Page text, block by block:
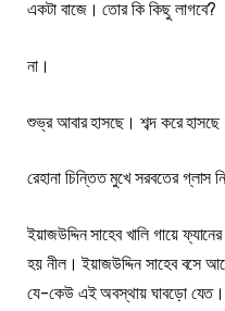
একটা বাজে। তোর কি কিছু লাগবে?
না।
শুভ্র আবার হাসছে। শব্দ করে
রেহানা চিন্তিত মুখে সরবতের
ইয়াজউদ্দিন সাহেব খালি গায়ে
হয় নীল। ইয়াজউদ্দিন সাহেব বসে
যে-কেউ এই অবস্থায় ঘাবড়ো যেত।